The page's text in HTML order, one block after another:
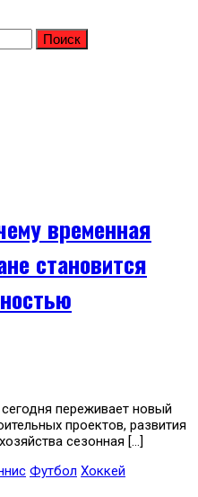
временная
становится
переживает новый
проектов, развития
сезонная […]
Футбол Хоккей